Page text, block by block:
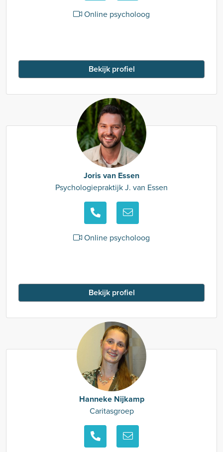
Online psycholoog
Bekijk profiel
Joris van Essen
Psychologiepraktijk J. van Essen
Online psycholoog
Bekijk profiel
Hanneke Nijkamp
Caritasgroep